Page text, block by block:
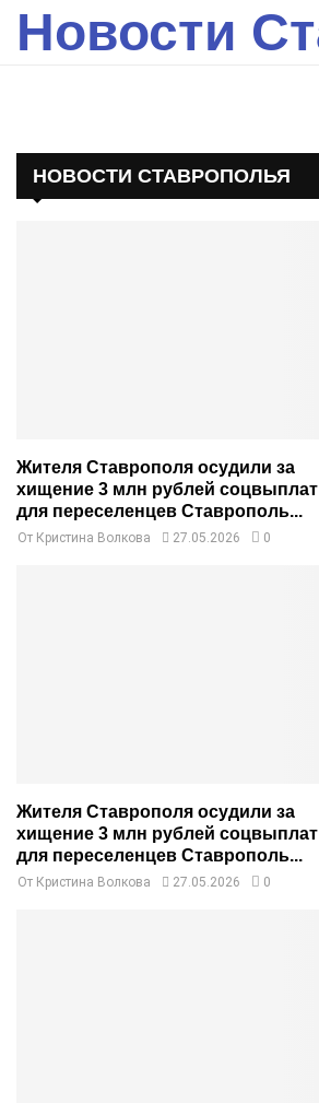
Новости
НОВОСТИ СТАВРОПОЛЬЯ
Жителя Ставрополя осудили за
хищение 3 млн рублей соцвыплат
для переселенцев Ставрополь...
От Кристина Волкова 27.05.2026 0
Жителя Ставрополя осудили за
хищение 3 млн рублей соцвыплат
для переселенцев Ставрополь...
От Кристина Волкова 27.05.2026 0